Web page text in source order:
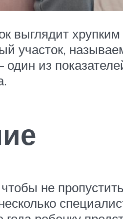
выглядит
участок,
из
не